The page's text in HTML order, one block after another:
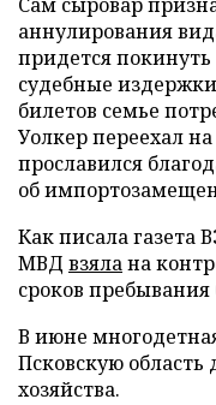
аннулирования
придется
судебные
билетов семье
Уолкер переехал
прославился
об
Как писала газета
МВД взялана
сроков пребывания
В июне
Псковскую область
хозяйства.